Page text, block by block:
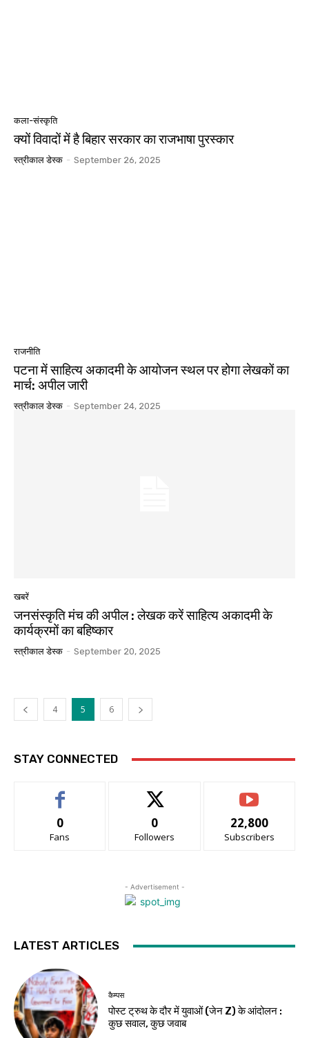
कला-संस्कृति
क्यों विवादों में है बिहार सरकार का राजभाषा पुरस्कार
स्त्रीकाल डेस्क - September 26, 2025
राजनीति
पटना में साहित्य अकादमी के आयोजन स्थल पर होगा लेखकों का
मार्च: अपील जारी
स्त्रीकाल डेस्क - September 24, 2025
खबरें
जनसंस्कृति मंच की अपील : लेखक करें साहित्य अकादमी के
कार्यक्रमों का बहिष्कार
स्त्रीकाल डेस्क - September 20, 2025
4 5 6
STAY CONNECTED
0
Fans
0
Followers
22,800
Subscribers
- Advertisement -
LATEST ARTICLES
कैम्पस
पोस्ट ट्रुथ के दौर में युवाओं (जेन Z) के आंदोलन :
कुछ सवाल, कुछ जवाब